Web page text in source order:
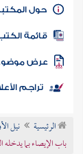
كتاب الأمة
المكتبة
الكتب
موضوعي
تراجم الأعلام
الرئيسية نيل
باب الإيصاء بما